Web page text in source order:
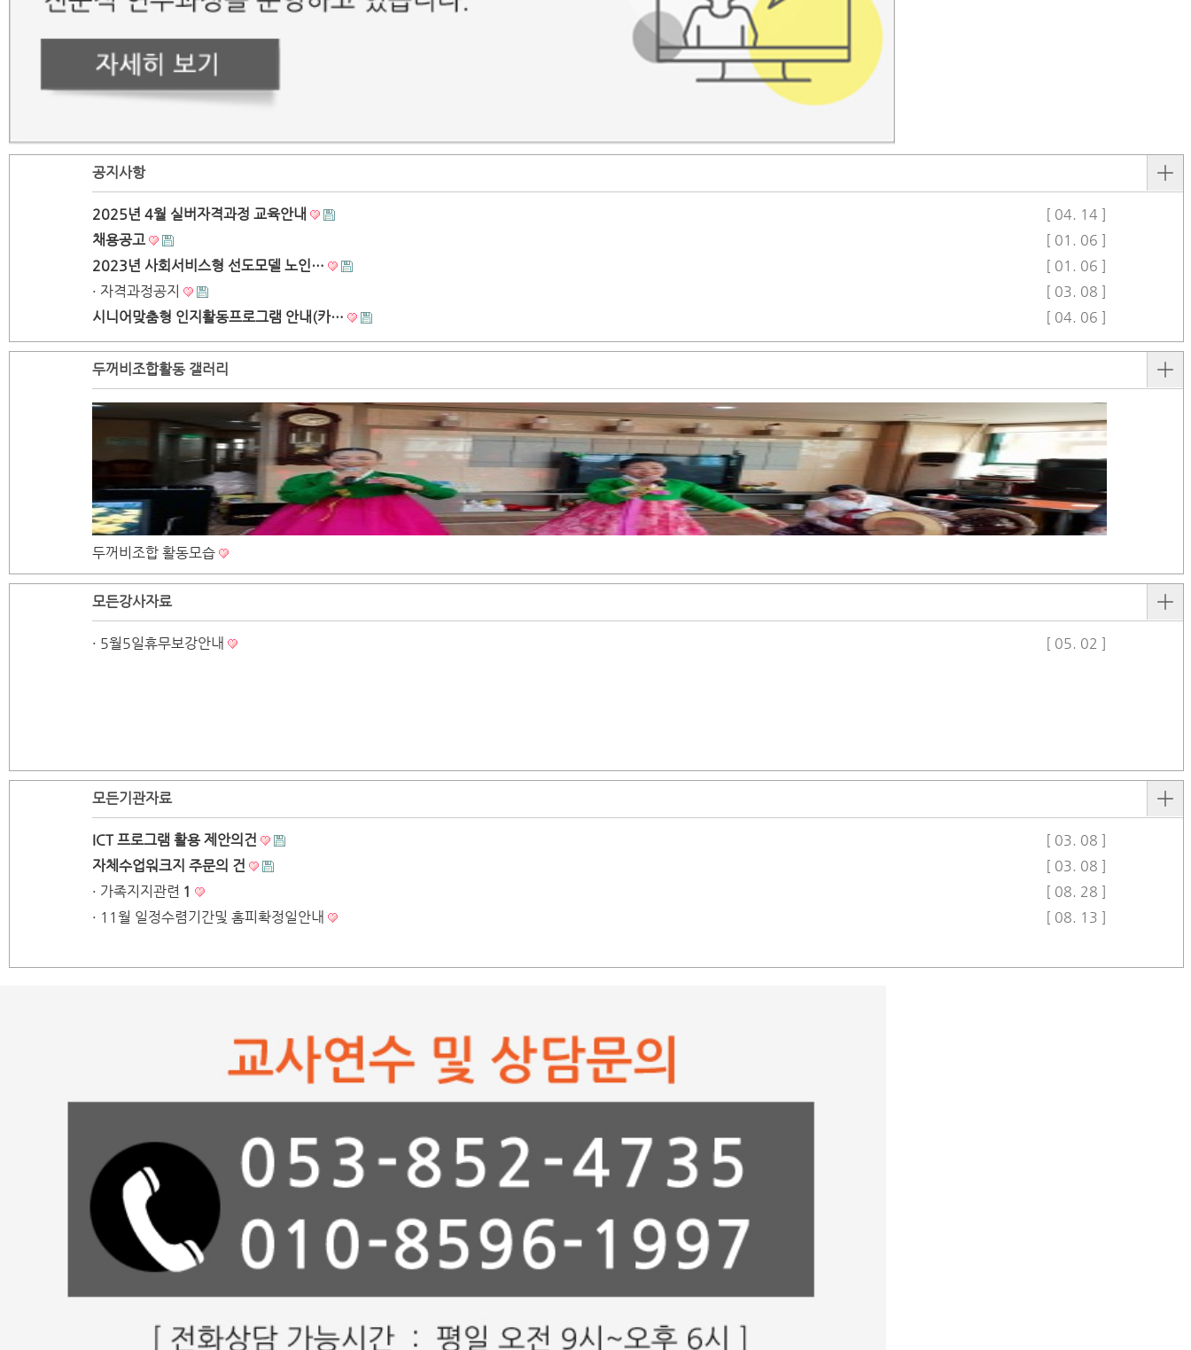
공지사항
2025년 4월 실버자격과정 교육안내
[ 04. 14 ]
채용공고
[ 01. 06 ]
2023년 사회서비스형 선도모델 노인…
[ 01. 06 ]
· 자격과정공지
[ 03. 08 ]
시니어맞춤형 인지활동프로그램 안내(카…
[ 04. 06 ]
두꺼비조합활동 갤러리
두꺼비조합 활동모습
모든강사자료
· 5월5일휴무보강안내 [ 05. 02 ]
모든기관자료
ICT 프로그램 활용 제안의건
[ 03. 08 ]
자체수업워크지 주문의 건
[ 03. 08 ]
· 가족지지관련 1
[ 08. 28 ]
· 11월 일정수렴기간및 홈피확정일안내
[ 08. 13 ]